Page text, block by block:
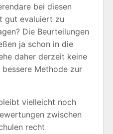
bei diesen
gut evaluiert zu
Die Beurteilungen
ja schon in die
daher derzeit keine
Methode zur
vielleicht noch
zwischen
recht